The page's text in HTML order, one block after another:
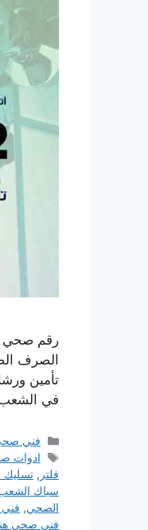
رقم صحي
الصرف
تأمين
في الشعب
فني
الوسوم
ادوات
فلتر , تسليك
سباك
الصحي,
فني صحي